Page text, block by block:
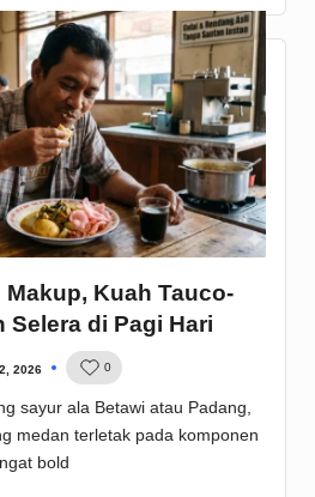
Kuah Tauco-
Selera di Pagi Hari
2026 0
sayur ala Betawi atau Padang,
medan terletak pada komponen
bold